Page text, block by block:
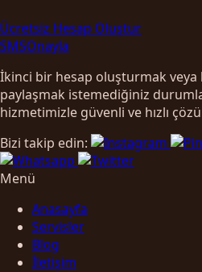
Ücretsiz Hesap Oluştur
SMSOnayla
İkinci bir hesap oluşturmak veya
paylaşmak istemediğiniz
hizmetimizle güvenli ve hızlı
Bizi takip edin:
Menü
Anasayfa
Servisler
Blog
İletişim